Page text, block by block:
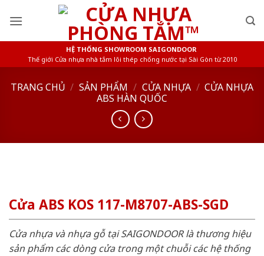
HỆ THỐNG SHOWROOM SAIGONDOOR
Thế giới Cửa nhựa nhà tắm lõi thép chống nước tại Sài Gòn từ 2010
TRANG CHỦ / SẢN PHẨM / CỬA NHỰA / CỬA NHỰA
ABS HÀN QUỐC
Cửa ABS KOS 117-M8707-ABS-SGD
Cửa nhựa và nhựa gỗ tại SAIGONDOOR là thương hiệu
sản phẩm các dòng cửa trong một chuỗi các hệ thống